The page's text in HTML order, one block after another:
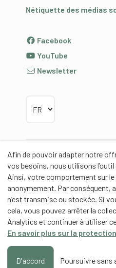
Afin de pouvoir adapter notre
vos besoins, nous utilisons l’outil
Ainsi, votre comportement sur
anonymement. Par conséquent,
n’est transmise ou stockée. Si
cela, vous pouvez arrêter la
Analytics et continuer à utiliser
En savoir plus sur la
D'accord Poursuivre sans
Nétiquette des médias
Facebook
YouTube
Newsletter
Partenaires
Partenaires de contenus
Haute école fédérale de